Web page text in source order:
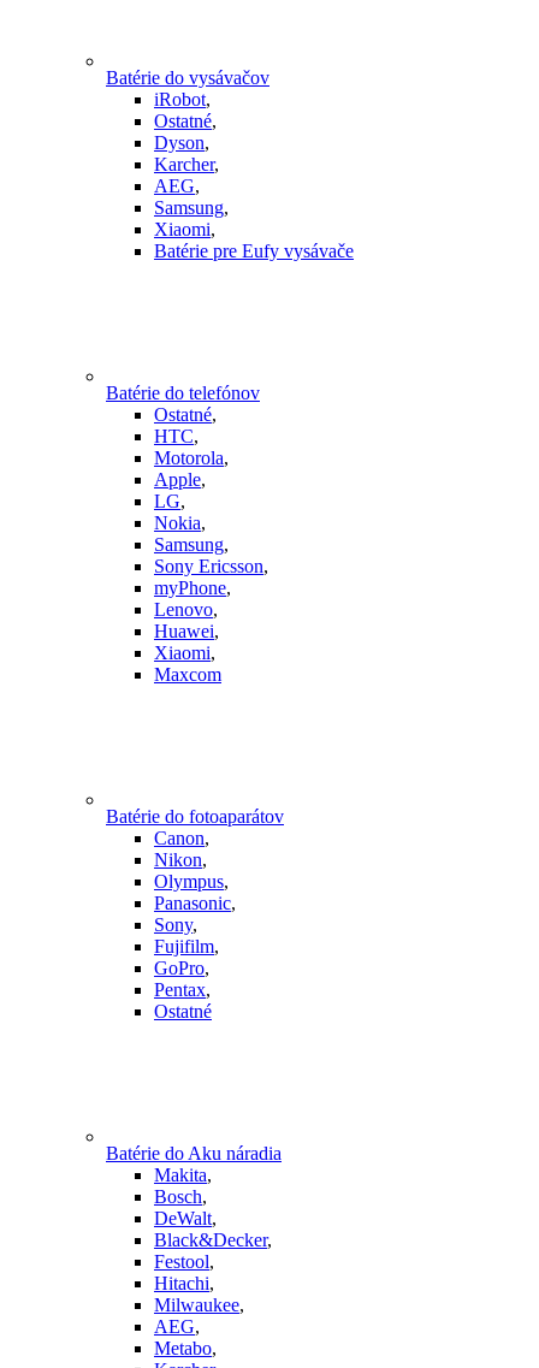
Batérie do vysávačov
iRobot,
Ostatné,
Dyson,
Karcher,
AEG,
Samsung,
Xiaomi,
Batérie pre Eufy vysávače
Batérie do telefónov
Ostatné,
HTC,
Motorola,
Apple,
LG,
Nokia,
Samsung,
Sony Ericsson,
myPhone,
Lenovo,
Huawei,
Xiaomi,
Maxcom
Batérie do fotoaparátov
Canon,
Nikon,
Olympus,
Panasonic,
Sony,
Fujifilm,
GoPro,
Pentax,
Ostatné
Batérie do Aku náradia
Makita,
Bosch,
DeWalt,
Black&Decker,
Festool,
Hitachi,
Milwaukee,
AEG,
Metabo,